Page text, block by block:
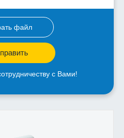
файл
с Вами!